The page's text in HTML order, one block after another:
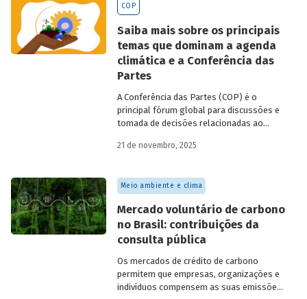
COP
Saiba mais sobre os principais
temas que dominam a agenda
climática e a Conferência das
Partes
A Conferência das Partes (COP) é o
principal fórum global para discussões e
tomada de decisões relacionadas ao
em vista a urgência cada vez maior do
as discussões das mesas de negociações
saiam do discurso e resultem em
compromissos, planos de ações e metas,
com prazos e recursos definidos.
21 de novembro, 2025
Meio ambiente e clima
Mercado voluntário de carbono
no Brasil: contribuições da
consulta pública
Os mercados de crédito de carbono
permitem que empresas, organizações e
indivíduos compensem as suas emissões